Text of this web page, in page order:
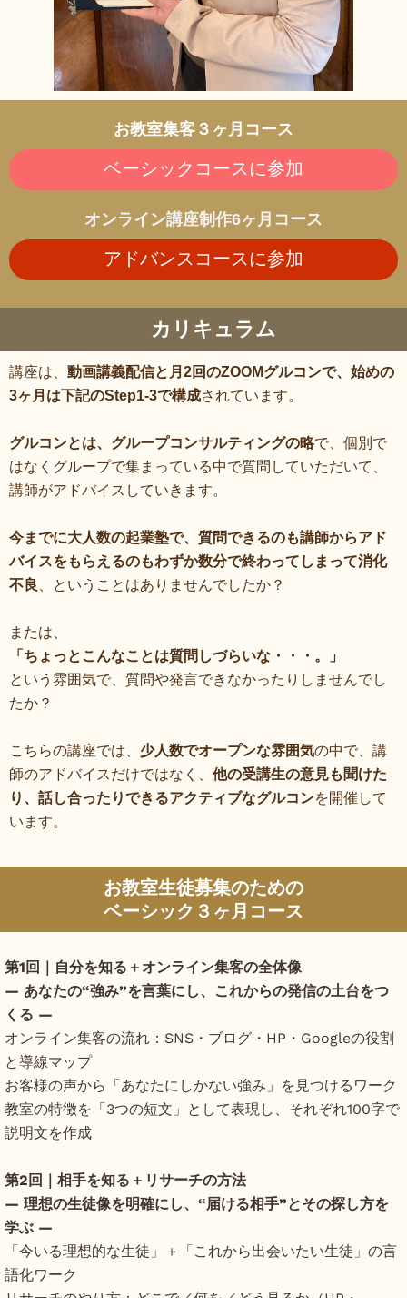
お教室集客３ヶ月コース
ベーシックコースに参加
オンライン講座制作6ヶ月コース
アドバンスコースに参加
カリキュラム
講座は、 動画講義配信と月2回のZOOMグルコンで、始めの
3ヶ月は下記のStep1-3で構成されています。
グルコンとは、グループコンサルティングの略で、個別で
はなくグループで集まっている中で質問していただいて、
講師がアドバイスしていきます。
今までに大人数の起業塾で、質問できるのも講師からアド
バイスをもらえるのもわずか数分で終わってしまって消化
不良
、ということはありませんでしたか？
または、
「ちょっとこんなことは質問しづらいな・・・。」
という雰囲気で、質問や発言できなかったりしませんでし
たか？
こちらの講座では、 少人数でオープンな雰囲気の中で、講
師のアドバイスだけではなく、 他の受講生の意見も聞けた
り、話し合ったりできるアクティブなグルコンを開催して
います。
お教室生徒募集のための
ベーシック３ヶ月コース
第1回｜自分を知る＋オンライン集客の全体像
― あなたの“強み”を言葉にし、これからの発信の土台をつ
くる ―
オンライン集客の流れ：SNS・ブログ・HP・Googleの役割
と導線マップ
お客様の声から「あなたにしかない強み」を見つけるワーク
教室の特徴を「3つの短文」として表現し、それぞれ100字で
説明文を作成
第2回｜相手を知る＋リサーチの方法
― 理想の生徒像を明確にし、“届ける相手”とその探し方を
学ぶ ―
「今いる理想的な生徒」＋「これから出会いたい生徒」の言
語化ワーク